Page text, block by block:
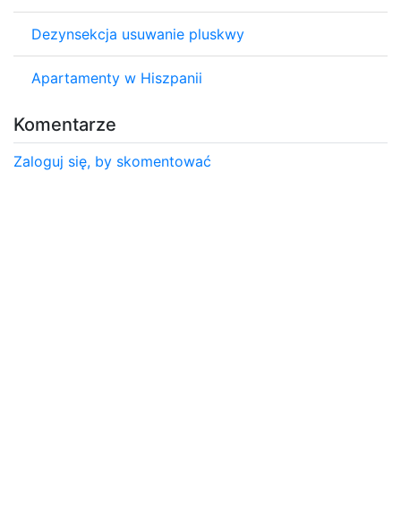
Dezynsekcja usuwanie pluskwy
Apartamenty w Hiszpanii
Komentarze
Zaloguj się, by skomentować